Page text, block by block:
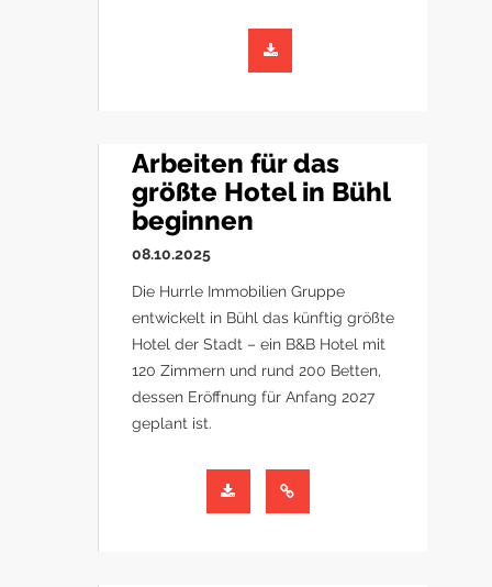
Arbeiten für das
größte Hotel in Bühl
beginnen
08.10.2025
Die Hurrle Immobilien Gruppe
entwickelt in Bühl das künftig größte
Hotel der Stadt – ein B&B Hotel mit
120 Zimmern und rund 200 Betten,
dessen Eröffnung für Anfang 2027
geplant ist.